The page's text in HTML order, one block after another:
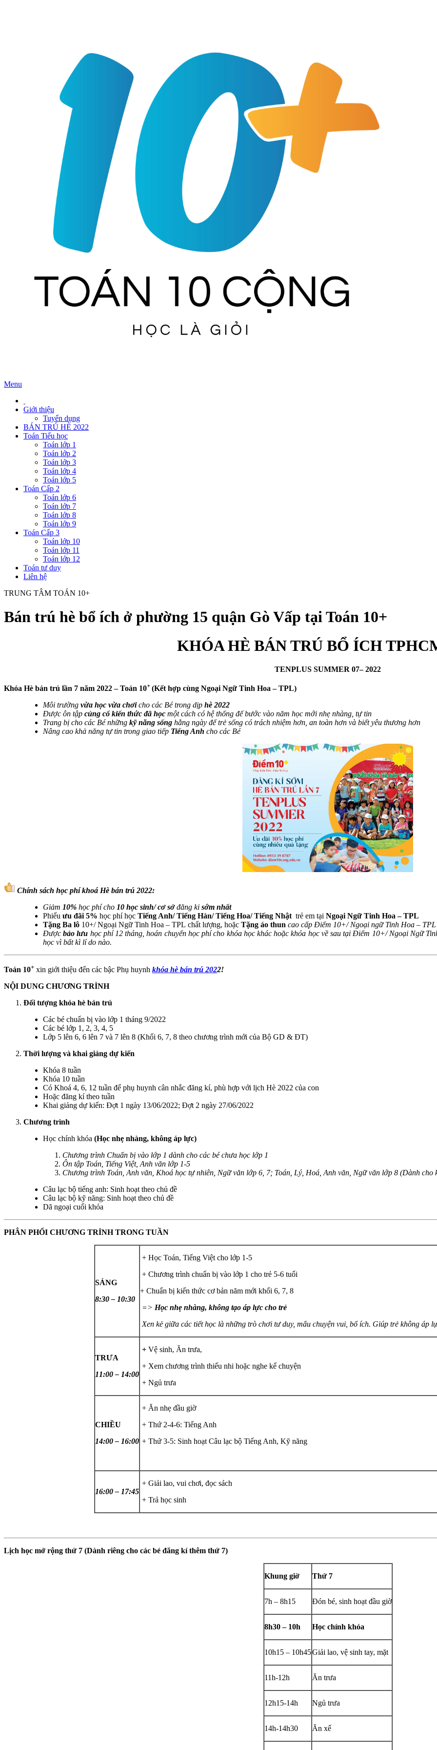
Menu
Giới thiệu
Tuyển dụng
BÁN TRÚ HÈ 2022
Toán Tiểu học
Toán lớp 1
Toán lớp 2
Toán lớp 3
Toán lớp 4
Toán lớp 5
Toán Cấp 2
Toán lớp 6
Toán lớp 7
Toán lớp 8
Toán lớp 9
Toán Cấp 3
Toán lớp 10
Toán lớp 11
Toán lớp 12
Toán tư duy
Liên hệ
TRUNG TÂM TOÁN 10+
Bán trú hè bổ ích ở phường 15 quận Gò Vấp tại Toán 10+
KHÓA HÈ BÁN TRÚ BỔ ÍCH
TENPLUS SUMMER 07– 2022
Khóa Hè bán trú lần 7 năm 2022 – Toán 10+ (Kết hợp cùng Ngoại Ngữ Tinh Hoa – TPL)
Môi trường vừa học vừa chơicho các Bé trong dịp hè 2022
Được ôn tập củng cố kiến thức đã học một cách có hệ thống để bước vào năm học mới nhẹ nhàng, tự tin
Trang bị cho các Bé những kỹ năng sống hằng ngày để trẻ sống có trách nhiệm hơn, an toàn hơn và biết yêu thương hơn
Nâng cao khả năng tự tin trong giao tiếp Tiếng Anh cho các Bé
Chính sách học phí khoá Hè bán trú 2022:
Giảm 10% học phí cho 10 học sinh/ cơ sởđăng ki sớm nhất
Phiếu ưu đãi 5% học phí học Tiếng Anh/ Tiếng Hàn/ Tiếng Hoa/ Tiếng Nhật trẻ em tại Ngoại Ngữ Tinh Hoa – TPL
Tặng Ba lô 10+/ Ngoại Ngữ Tinh Hoa – TPL chất lượng, hoặc Tặng áo thun cao cấp Điểm 10+/ Ngoại ngữ Tinh Hoa –
Đượcbảo lưu học phí 12 tháng, hoán chuyển học phí cho khóa học khác hoặc khóa học về sau tại Điểm 10+/ Ngoại Ngữ
học vì bất kì lí do nào.
Toán 10+ xin giới thiệu đến các bậc Phụ huynh khóa hè bán trú​ 2022!
NỘI DUNG CHƯƠNG TRÌNH
Đối tượng khóa hè bán trú
Các bé chuẩn bị vào lớp 1 tháng 9/2022
Các bé lớp 1, 2, 3, 4, 5
Lớp 5 lên 6, 6 lên 7 và 7 lên 8 (Khối 6, 7, 8 theo chương trình mới của Bộ GD & ĐT)
Thời lượng và khai giảng dự kiến
Khóa 8 tuần
Khóa 10 tuần
Có Khoá 4, 6, 12 tuần để phụ huynh cân nhắc đăng kí, phù hợp với lịch Hè 2022 của con
Hoặc đăng kí theo tuần
Khai giảng dự kiến: Đợt 1 ngày 13/06/2022; Đợt 2 ngày 27/06/2022
Chương trình
Học chính khóa (Học nhẹ nhàng, không áp lực)
Chương trình Chuẩn bị vào lớp 1 dành cho các bé chưa học lớp 1
Ôn tập Toán, Tiếng Việt, Anh văn lớp 1-5
Chương trình Toán, Anh văn, Khoá học tự nhiên, Ngữ văn lớp 6, 7; Toán, Lý, Hoá, Anh văn, Ngữ văn lớp 8 (Dành cho
Câu lạc bộ tiếng anh: Sinh hoạt theo chủ đề
Câu lạc bộ kỹ năng: Sinh hoạt theo chủ đề
Dã ngoại cuối khóa
PHÂN PHỐI CHƯƠNG TRÌNH TRONG TUẦN
SÁNG
8:30 – 10:30
+ Học Toán, Tiếng Việt cho lớp 1-5
+ Chương trình chuẩn bị vào lớp 1 cho trẻ 5-6 tuổi
+ Chuẩn bị kiến thức cơ bản năm mới khối 6, 7, 8
=> Học nhẹ nhàng, không tạo áp lực cho trẻ
Xen kẻ giữa các tiết học là những trò chơi tư duy, mẩu chuyện vui, bổ ích. Giúp trẻ không áp
TRƯA
11:00 – 14:00
+ Vệ sinh, Ăn trưa,
+ Xem chương trình thiếu nhi hoặc nghe kể chuyện
+ Ngủ trưa
CHIỀU
14:00 – 16:00
+ Ăn nhẹ đầu giờ
+ Thứ 2-4-6: Tiếng Anh
+ Thứ 3-5: Sinh hoạt Câu lạc bộ Tiếng Anh, Kỹ năng
16:00 – 17:45
+ Giải lao, vui chơi, đọc sách
+ Trả học sinh
Lịch học mở rộng thứ 7 (Dành riêng cho các bé đăng kí thêm thứ 7)
Khung giờ Thứ 7
7h – 8h15 Đón bé, sinh hoạt đầu giờ
8h30 – 10h Học chính khóa
10h15 – 10h45Giải lao, vệ sinh tay, mặt
11h-12h Ăn trưa
12h15-14h Ngủ trưa
14h-14h30 Ăn xế